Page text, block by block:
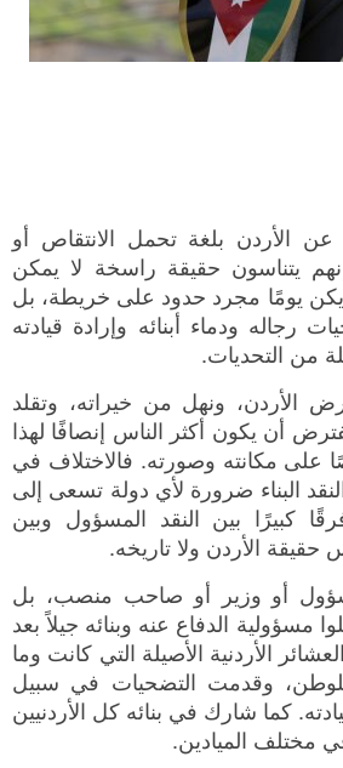
الأردن بلغة تحمل الانتقاص أو
يتناسون حقيقة راسخة لا يمكن
يكن يومًا مجرد حدود على خريطة، بل
ودماء أبنائه وإرادة قيادته
من التحديات.
ونهل من خيراته، وتقلد
أن يكون أكثر الناس إنصافًا لهذا
على مكانته وصورته. فالاختلاف في
البناء ضرورة لأي دولة تسعى إلى
كبيرًا بين النقد المسؤول وبين
الأردن ولا تاريخه.
أو وزير أو صاحب منصب، بل
مسؤولية الدفاع عنه وبنائه جيلاً بعد
الأردنية الأصيلة التي كانت وما
وقدمت التضحيات في سبيل
كما شارك في بنائه كل الأردنيين
مختلف الميادين.